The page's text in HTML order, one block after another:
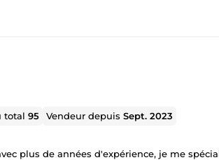
total95 Vendeur depuisSept. 2023
plus de années d'expérience, je me